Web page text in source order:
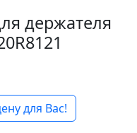
держателя
для Вас!